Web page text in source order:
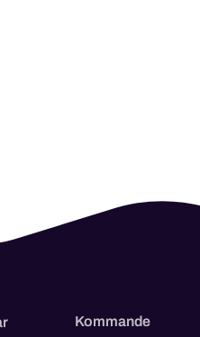
Kommande